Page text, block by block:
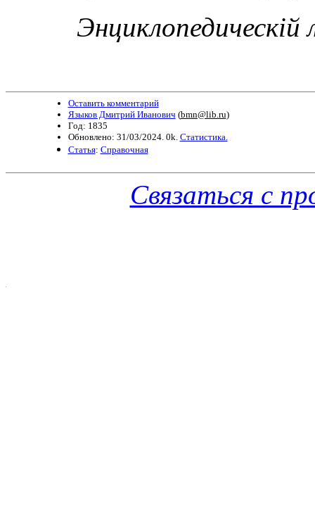
Оставить комментарий
Языков Дмитрий Иванович (bmn@lib.ru)
Год: 1835
Обновлено: 31/03/2024. 0k. Статистика.
Статья: Справочная
Связаться с